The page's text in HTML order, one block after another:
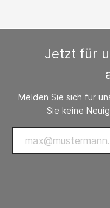
Jetzt für
Melden Sie sich für
Sie keine